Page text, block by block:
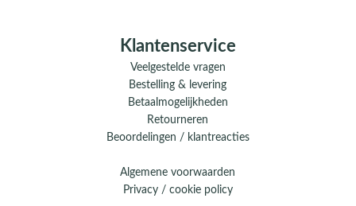
Klantenservice
Veelgestelde vragen
Bestelling & levering
Betaalmogelijkheden
Retourneren
Beoordelingen / klantreacties
Algemene voorwaarden
Privacy / cookie policy